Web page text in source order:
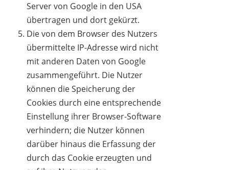
Server von Google in den USA
übertragen und dort gekürzt.
Die von dem Browser des Nutzers
übermittelte IP-Adresse wird nicht
mit anderen Daten von Google
zusammengeführt. Die Nutzer
können die Speicherung der
Cookies durch eine entsprechende
Einstellung ihrer Browser-Software
verhindern; die Nutzer können
darüber hinaus die Erfassung der
durch das Cookie erzeugten und